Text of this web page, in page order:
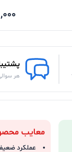
پشتیبانی
هر
معایب
عملکرد